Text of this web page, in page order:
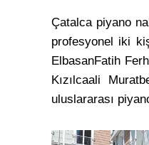
Çatalca piyano
profesyonel iki
ElbasanFatih
Kızılcaali
uluslararası